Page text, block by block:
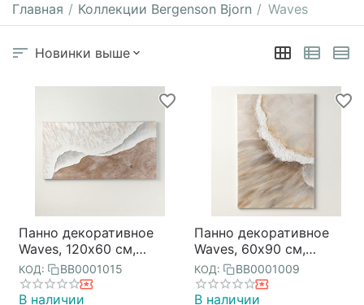
Главная / Коллекции Bergenson Bjorn / Waves
Новинки выше
Панно декоративное
Waves, 120х60 см,
Bergenson Bjorn
КОД: BB0001015
В наличии
Панно декоративное
Waves, 60х90 см,
Bergenson Bjorn
КОД: BB0001009
В наличии